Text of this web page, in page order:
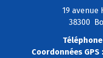
19 avenue
38300
Coordonnées GPS :